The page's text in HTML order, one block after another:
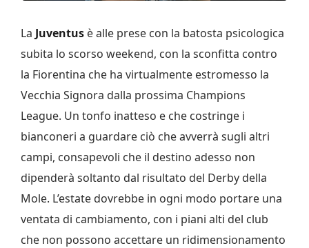
La Juventus è alle prese con la batosta psicologica
subita lo scorso weekend, con la sconfitta contro
la Fiorentina che ha virtualmente estromesso la
Vecchia Signora dalla prossima Champions
League. Un tonfo inatteso e che costringe i
bianconeri a guardare ciò che avverrà sugli altri
campi, consapevoli che il destino adesso non
dipenderà soltanto dal risultato del Derby della
Mole. L’estate dovrebbe in ogni modo portare una
ventata di cambiamento, con i piani alti del club
che non possono accettare un ridimensionamento